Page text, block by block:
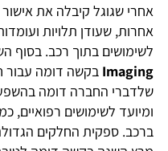
אחרות, שעודן תלויות
לשימושים בתוך רכב. בסוף
Imaging
שלדברי החברה דומה
ומיועד לשימושים רפואיים,
ברכב. ספקית החלקים